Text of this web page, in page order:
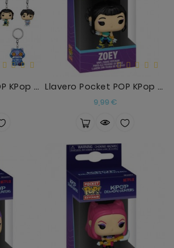
Llavero Pocket POP KPop Demon Hunters Surtido Llavero Pocket POP KPop Demon Hunters Zoey
9,99 €Precio